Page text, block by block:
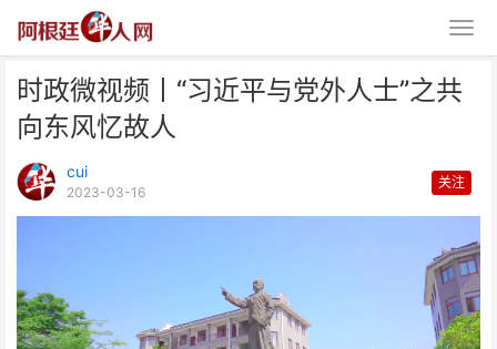
时政微视频丨“习近平与党外人士”之共
向东风忆故人
cui
2023-03-16
关注
之共向东风忆故人